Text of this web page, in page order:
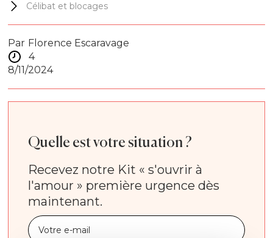
Célibat et blocages
Par Florence Escaravage
4
8/11/2024
Quelle est votre situation ?
Recevez notre Kit « s'ouvrir à
l'amour » première urgence dès
maintenant.